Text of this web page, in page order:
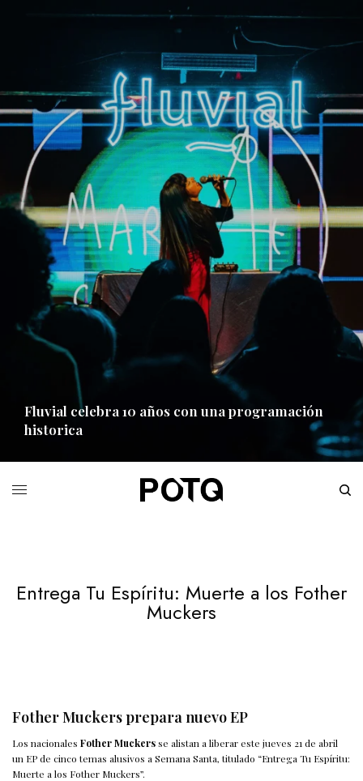
Fluvial celebra 10 años con una programación
historica
Entrega Tu Espíritu: Muerte a los Fother
Muckers
Fother Muckers prepara nuevo EP
Los nacionalesFother Muckersse alistan a liberar este jueves 21 de abril
un EP de cinco temas alusivos a Semana Santa, titulado “Entrega Tu Espíritu:
Muerte a los Fother Muckers”.